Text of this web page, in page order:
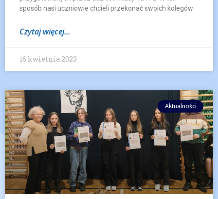
sposób nasi uczniowie chcieli przekonać swoich kolegów
Czytaj więcej...
16 kwietnia 2023
Aktualności